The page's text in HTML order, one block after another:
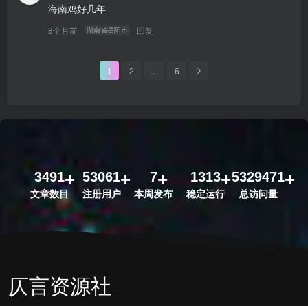
海南鸡好几年
8个月前 湖南省岳阳市 回复
1 2 6
3491
文章数目
53061
注册用户
7
本周发布
1313
稳定运行
5329471
总访问量
仄言资源社